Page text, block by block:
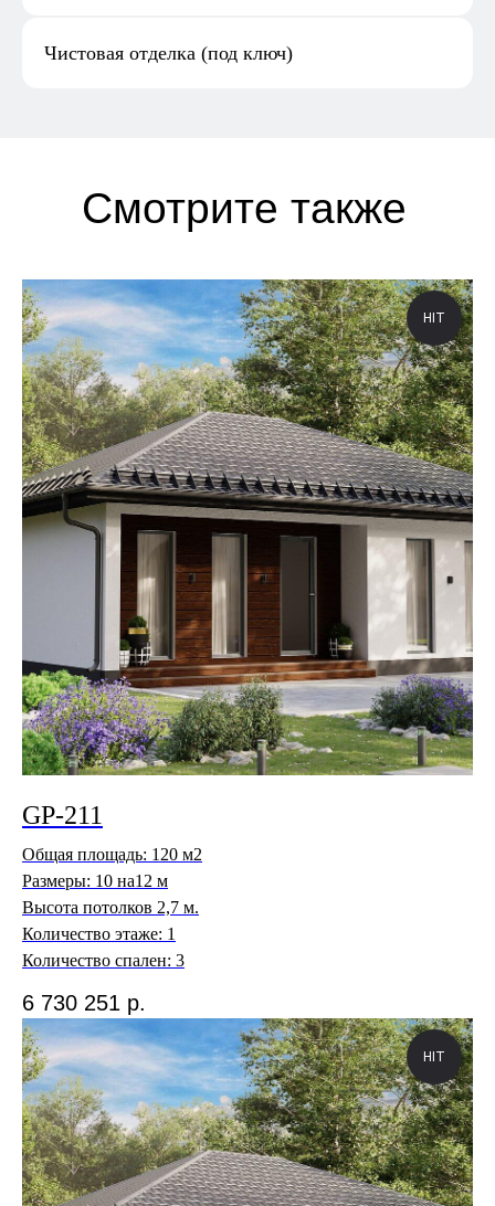
Чистовая отделка (под ключ)
HIT
GP-211
Общая площадь: 120 м2
Размеры: 10 на12 м
Высота потолков 2,7 м.
Количество этаже: 1
Количество спален: 3
6 730 251 р.
HIT